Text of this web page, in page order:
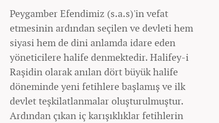
Peygamber Efendimiz (s.a.s)'in vefat
etmesinin ardından seçilen ve devleti hem
siyasi hem de dini anlamda idare eden
yöneticilere halife denmektedir. Halifey-i
Raşidin olarak anılan dört büyük halife
döneminde yeni fetihlere başlamış ve ilk
devlet teşkilatlanmalar oluşturulmuştur.
Ardından çıkan iç karışıklıklar fetihlerin